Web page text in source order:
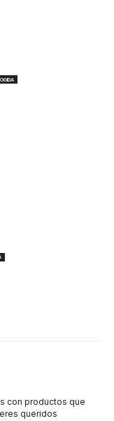
con productos que
queridos